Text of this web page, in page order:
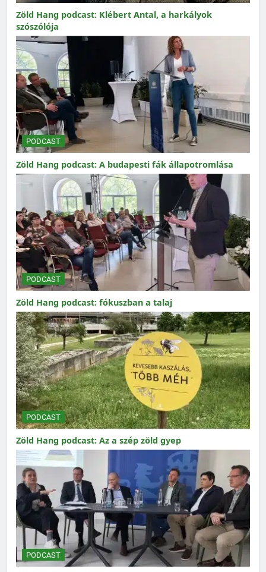
Zöld Hang podcast: Klébert Antal, a harkályok
szószólója
PODCAST
Zöld Hang podcast: A budapesti fák állapotromlása
PODCAST
Zöld Hang podcast: fókuszban a talaj
PODCAST
Zöld Hang podcast: Az a szép zöld gyep
PODCAST